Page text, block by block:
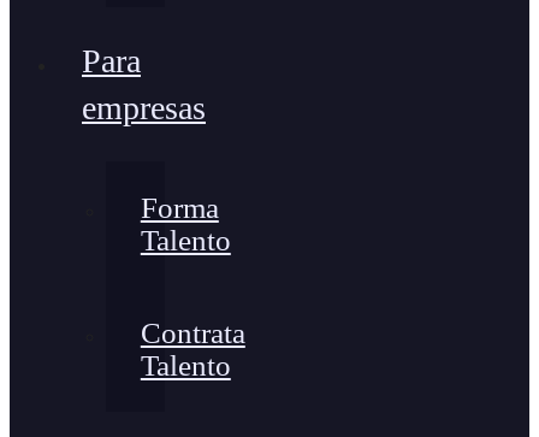
Para
empresas
Forma
Talento
Contrata
Talento